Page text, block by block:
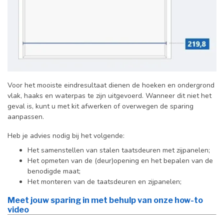
Voor het mooiste eindresultaat dienen de hoeken en ondergrond
vlak, haaks en waterpas te zijn uitgevoerd. Wanneer dit niet het
geval is, kunt u met kit afwerken of overwegen de sparing
aanpassen.
Heb je advies nodig bij het volgende:
Het samenstellen van stalen taatsdeuren met zijpanelen;
Het opmeten van de (deur)opening en het bepalen van de
benodigde maat;
Het monteren van de taatsdeuren en zijpanelen;
Meet jouw sparing in met behulp van onze how-to
video